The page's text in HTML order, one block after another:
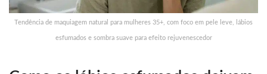
Tendência de maquiagem natural para mulheres 35+, com foco em pele leve, lábios
esfumados e sombra suave para efeito rejuvenescedor